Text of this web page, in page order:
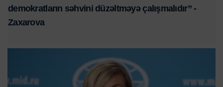
demokratların səhvini düzəltməyə çalışmalıdır” -
Zaxarova